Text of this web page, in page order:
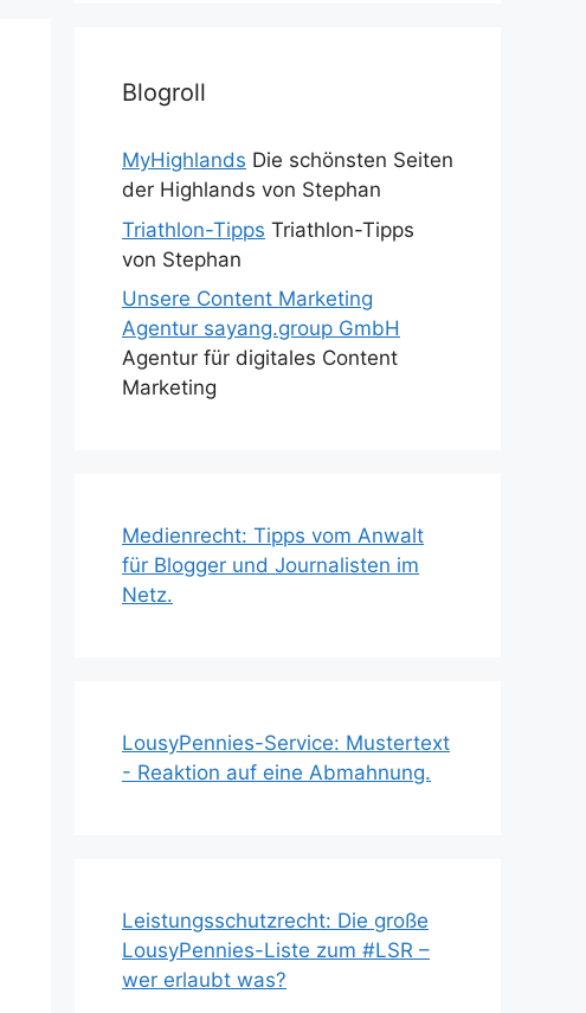
Blogroll
MyHighlands Die schönsten Seiten
der Highlands von Stephan
Triathlon-Tipps Triathlon-Tipps
von Stephan
Unsere Content Marketing
Agentur sayang.group GmbH
Agentur für digitales Content
Marketing
Medienrecht: Tipps vom Anwalt
für Blogger und Journalisten im
Netz.
LousyPennies-Service: Mustertext
- Reaktion auf eine Abmahnung.
Leistungsschutzrecht: Die große
LousyPennies-Liste zum #LSR –
wer erlaubt was?